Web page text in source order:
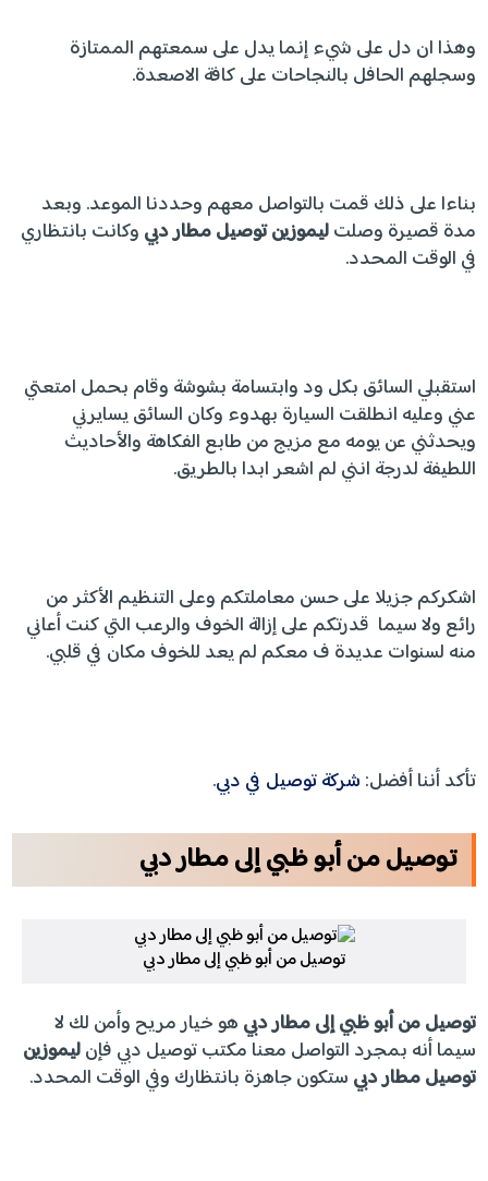
وهذا ان دل على شيء إنما يدل على سمعتهم الممتازة
وسجلهم الحافل بالنجاحات على كافة الاصعدة.
بناءا على ذلك قمت بالتواصل معهم وحددنا الموعد. وبعد
مدة قصيرة وصلتليموزين توصيل مطار دبي وكانت بانتظاري
في الوقت المحدد.
استقبلي السائق بكل ود وابتسامة بشوشة وقام بحمل امتعتي
عني وعليه انطلقت السيارة بهدوء وكان السائق يسايرني
ويحدثني عن يومه مع مزيج من طابع الفكاهة والأحاديث
اللطيفة لدرجة انني لم اشعر ابدا بالطريق.
اشكركم جزيلا على حسن معاملتكم وعلى التنظيم الأكثر من
رائع ولا سيما قدرتكم على إزالة الخوف والرعب التي كنت أعاني
منه لسنوات عديدة ف معكم لم يعد للخوف مكان في قلبي.
تأكد أننا أفضل: شركة توصيل في دبي.
توصيلمنأبوظبيإلىمطاردبي
توصيل من أبو ظبي إلى مطار دبي
توصيل من أبو ظبي إلى مطار دبي هو خيار مريح وأمن لك لا
سيما أنه بمجرد التواصل معنا مكتب توصيل دبي فإنليموزين
توصيل مطاردبي ستكون جاهزة بانتظارك وفي الوقت المحدد.